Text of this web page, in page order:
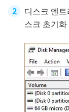
디스크 엔
스크 초기